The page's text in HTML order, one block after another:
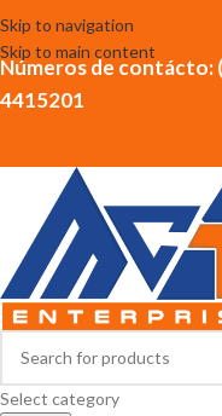
Skip to navigation
Skip to main content
Números de contácto:
4415201
Select category